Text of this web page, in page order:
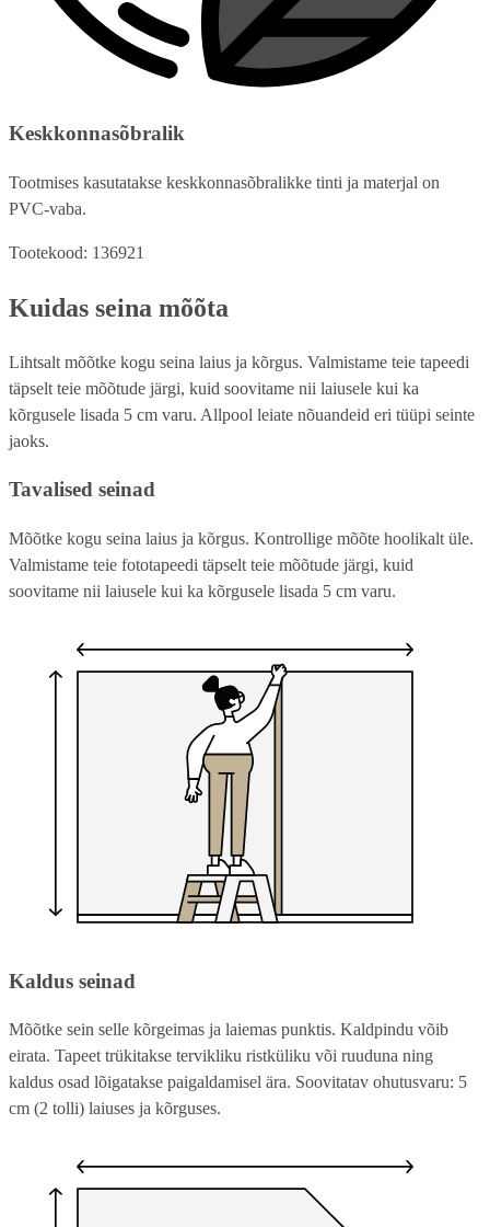
Keskkonnasõbralik
Tootmises kasutatakse keskkonnasõbralikke tinti ja materjal on
PVC-vaba.
Tootekood: 136921
Kuidas seina mõõta
Lihtsalt mõõtke kogu seina laius ja kõrgus. Valmistame teie tapeedi
täpselt teie mõõtude järgi, kuid soovitame nii laiusele kui ka
kõrgusele lisada 5 cm varu. Allpool leiate nõuandeid eri tüüpi seinte
jaoks.
Tavalised seinad
Mõõtke kogu seina laius ja kõrgus. Kontrollige mõõte hoolikalt üle.
Valmistame teie fototapeedi täpselt teie mõõtude järgi, kuid
soovitame nii laiusele kui ka kõrgusele lisada 5 cm varu.
Kaldus seinad
Mõõtke sein selle kõrgeimas ja laiemas punktis. Kaldpindu võib
eirata. Tapeet trükitakse tervikliku ristküliku või ruuduna ning
kaldus osad lõigatakse paigaldamisel ära. Soovitatav ohutusvaru: 5
cm (2 tolli) laiuses ja kõrguses.